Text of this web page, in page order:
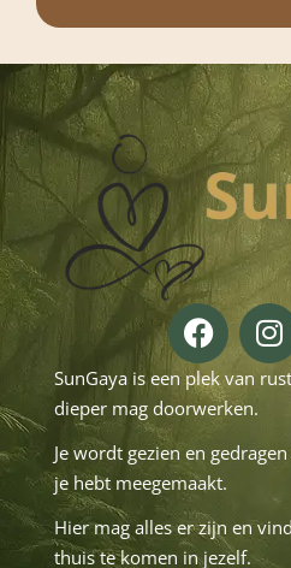
SunGaya is een plek van
dieper mag doorwerken.
Je wordt gezien en
je hebt meegemaakt.
Hier mag alles er zijn en
thuis te komen in jezelf.